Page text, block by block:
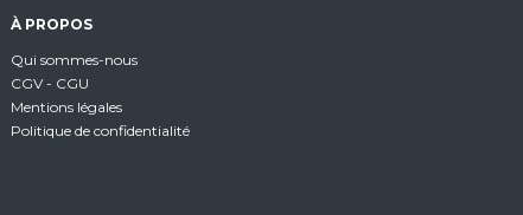
À PROPOS
Qui sommes-nous
CGV - CGU
Mentions légales
Politique de confidentialité